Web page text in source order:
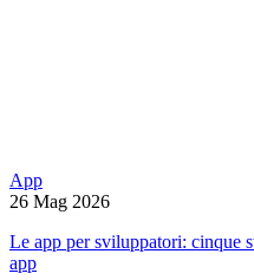
App
26 Mag 2026
Le app per sviluppatori: cinque
app